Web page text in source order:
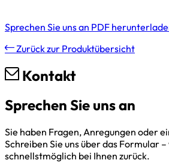
Sprechen Sie uns an PDF
Zurück zur Produktübersicht
Kontakt
Sprechen Sie uns an
Sie haben Fragen, Anregungen oder
Schreiben Sie uns über das Formular
schnellstmöglich bei Ihnen zurück.